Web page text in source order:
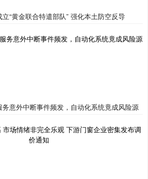
“黄金联合特遣部队” 强化本土防空反导
意外中断事件频发，自动化系统竟成风险源